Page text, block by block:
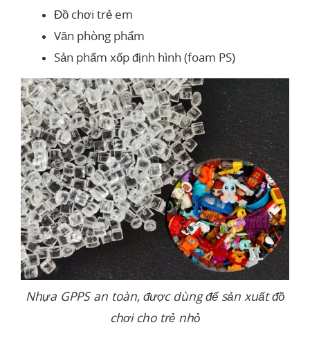
Đồ chơi trẻ em
Văn phòng phẩm
Sản phẩm xốp định hình (foam PS)
Nhựa GPPS an toàn, được dùng để sản xuất đồ
chơi cho trẻ nhỏ